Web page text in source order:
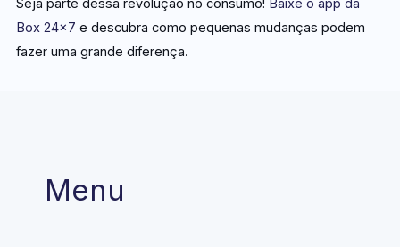
Box 24×7 e descubra como pequenas mudanças podem
fazer uma grande diferença.
Menu